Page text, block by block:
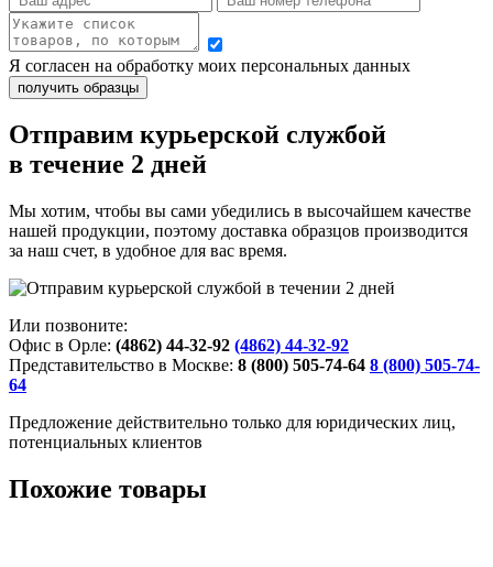
Я согласен на обработку моих персональных данных
Отправим курьерской службой
в течение 2 дней
Мы хотим, чтобы вы сами убедились в высочайшем качестве
нашей продукции, поэтому доставка образцов производится
за наш счет, в удобное для вас время.
Или позвоните:
Офис в Орле: (4862) 44-32-92 (4862) 44-32-92
Представительство в Москве: 8 (800) 505-74-64 8 (800) 505-74-
64
Предложение действительно только для юридических лиц,
потенциальных клиентов
Похожие товары